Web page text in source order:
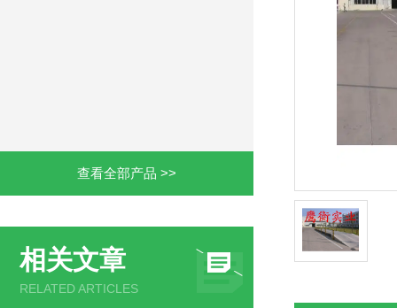
查看全部产品 >>
相关文章
RELATED ARTICLES